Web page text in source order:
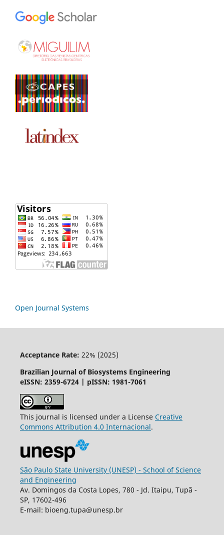
Open Journal Systems
Acceptance Rate: 22% (2025)
Brazilian Journal of Biosystems Engineering
eISSN: 2359-6724 | pISSN: 1981-7061
This journal is licensed under a License Creative
Commons Attribution 4.0 Internacional.
São Paulo State University (UNESP) - School of Science
and Engineering
Av. Domingos da Costa Lopes, 780 - Jd. Itaipu, Tupã -
SP, 17602-496
E-mail: bioeng.tupa@unesp.br